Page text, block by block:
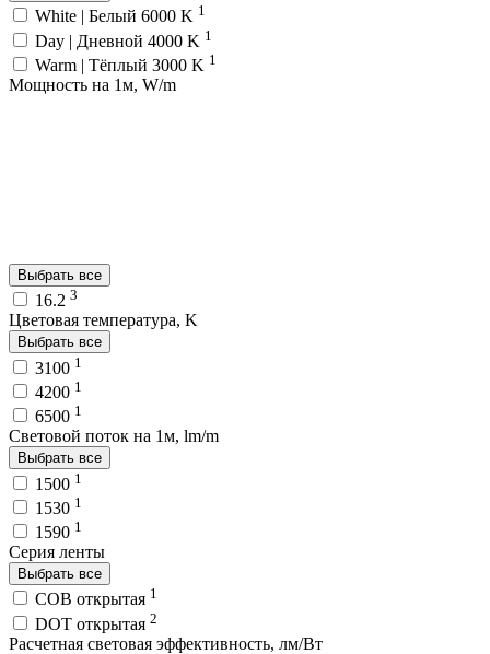
White | Белый 6000 K 1
Day | Дневной 4000 K 1
Warm | Тёплый 3000 K 1
Мощность на 1м, W/m
Выбрать все
16.2 3
Цветовая температура, K
Выбрать все
3100 1
4200 1
6500 1
Световой поток на 1м, lm/m
Выбрать все
1500 1
1530 1
1590 1
Серия ленты
Выбрать все
COB открытая 1
DOT открытая 2
Расчетная световая эффективность, лм/Вт